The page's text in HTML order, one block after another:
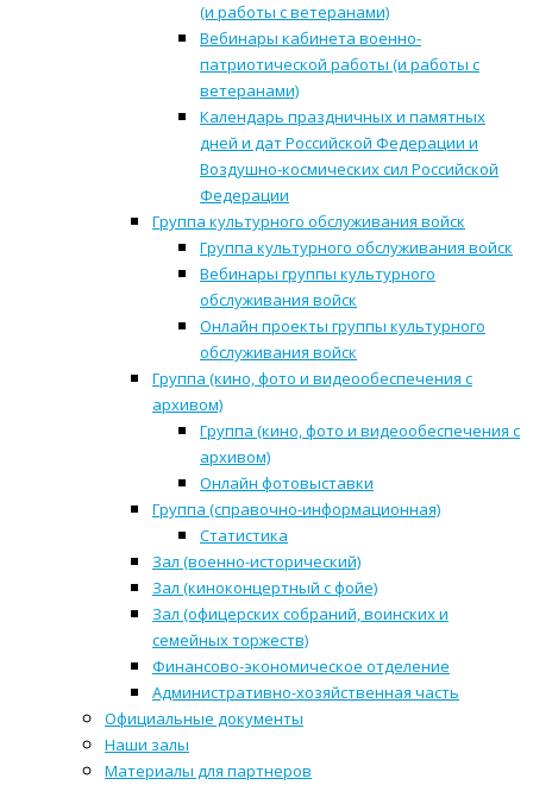
(и работы с ветеранами)
Вебинары кабинета военно-
патриотической работы (и работы с
ветеранами)
Календарь праздничных и памятных
дней и дат Российской Федерации и
Воздушно-космических сил Российской
Федерации
Группа культурного обслуживания войск
Группа культурного обслуживания войск
Вебинары группы культурного
обслуживания войск
Онлайн проекты группы культурного
обслуживания войск
Группа (кино, фото и видеообеспечения с
архивом)
Группа (кино, фото и видеообеспечения с
архивом)
Онлайн фотовыставки
Группа (справочно-информационная)
Статистика
Зал (военно-исторический)
Зал (киноконцертный с фойе)
Зал (офицерских собраний, воинских и
семейных торжеств)
Финансово-экономическое отделение
Административно-хозяйственная часть
Официальные документы
Наши залы
Материалы для партнеров